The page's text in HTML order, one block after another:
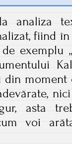
analiza
fiind
exemplu
moment
asta
voi